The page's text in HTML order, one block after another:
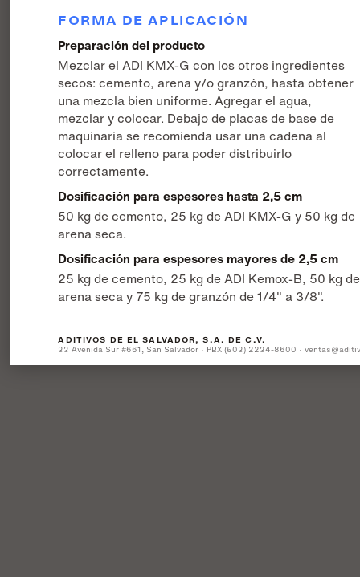
FORMA DE APLICACIÓN
Preparación del producto
Mezclar el ADI KMX-G con los otros ingredientes
secos: cemento, arena y/o granzón, hasta obtener
una mezcla bien uniforme. Agregar el agua,
mezclar y colocar. Debajo de placas de base de
maquinaria se recomienda usar una cadena al
colocar el relleno para poder distribuirlo
correctamente.
Dosificación para espesores hasta 2,5 cm
50 kg de cemento, 25 kg de ADI KMX-G y 50 kg de
arena seca.
Dosificación para espesores mayores de 2,5 cm
25 kg de cemento, 25 kg de ADI Kemox-B, 50 kg de
arena seca y 75 kg de granzón de 1/4" a 3/8".
ADITIVOS DE EL SALVADOR, S.A. DE C.V.
33 Avenida Sur #661, San Salvador · PBX (503) 2234-8600 ·